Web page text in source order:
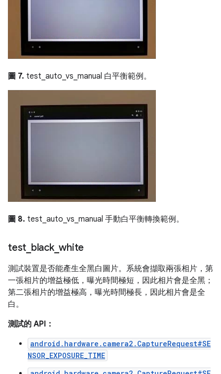
圖 7. test_auto_vs_manual 白平衡範例。
圖 8. test_auto_vs_manual 手動白平衡轉換範例。
test black_white
測試裝置是否能產生全黑白圖片。系統會擷取兩張相片，第
一張相片的增益極低，曝光時間極短，因此相片會是全黑；
第二張相片的增益極高，曝光時間極長，因此相片會是全
白。
測試的 API：
android.hardware.camera2.CaptureRequest#SE
NSOR_EXPOSURE_TIME